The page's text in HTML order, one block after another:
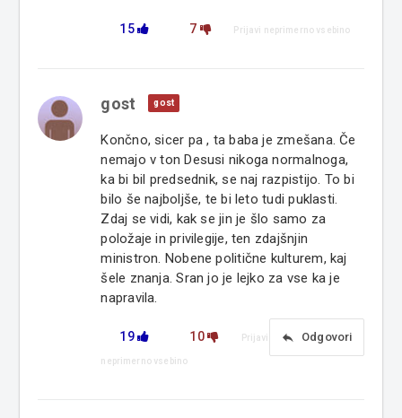
15 7 Prijavi neprimerno vsebino
gost gost
Končno, sicer pa , ta baba je zmešana. Če
nemajo v ton Desusi nikoga normalnoga,
ka bi bil predsednik, se naj razpistijo. To bi
bilo še najboljše, te bi leto tudi puklasti.
Zdaj se vidi, kak se jin je šlo samo za
položaje in privilegije, ten zdajšnjin
ministron. Nobene politične kulturem, kaj
šele znanja. Sran jo je lejko za vse ka je
napravila.
19 10 reply Odgovori
Prijavi
neprimerno vsebino